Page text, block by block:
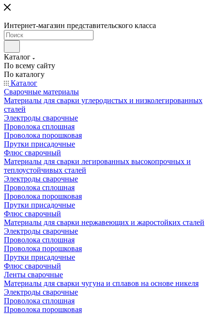
Интернет-магазин представительского класса
Каталог
По всему сайту
По каталогу
Каталог
Сварочные материалы
Материалы для сварки углеродистых и низколегированных
сталей
Электроды сварочные
Проволока сплошная
Проволока порошковая
Прутки присадочные
Флюс сварочный
Материалы для сварки легированных высокопрочных и
теплоустойчивых сталей
Электроды сварочные
Проволока сплошная
Проволока порошковая
Прутки присадочные
Флюс сварочный
Материалы для сварки нержавеющих и жаростойких сталей
Электроды сварочные
Проволока сплошная
Проволока порошковая
Прутки присадочные
Флюс сварочный
Ленты сварочные
Материалы для сварки чугуна и сплавов на основе никеля
Электроды сварочные
Проволока сплошная
Проволока порошковая